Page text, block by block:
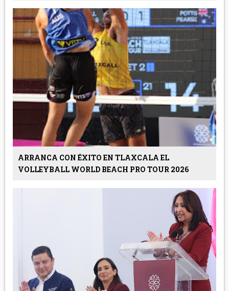
ARRANCA CON ÉXITO EN TLAXCALA EL
VOLLEYBALL WORLD BEACH PRO TOUR 2026